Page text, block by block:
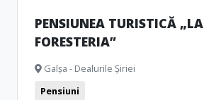
PENSIUNEA TURISTICĂ „LA
FORESTERIA”
Galșa - Dealurile Șiriei
Pensiuni